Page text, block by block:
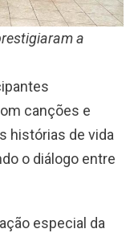
a
canções e
histórias de vida
o diálogo entre
especial da